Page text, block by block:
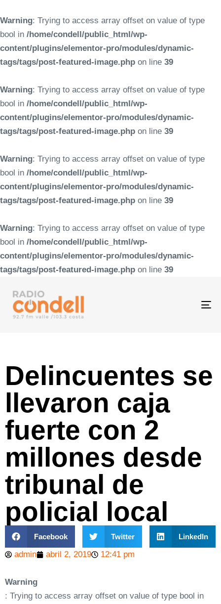
Warning: Trying to access array offset on value of type
bool in /home/condell/public_html/wp-
content/plugins/elementor-pro/modules/dynamic-
tags/tags/post-featured-image.php on line 39
Warning: Trying to access array offset on value of type
bool in /home/condell/public_html/wp-
content/plugins/elementor-pro/modules/dynamic-
tags/tags/post-featured-image.php on line 39
Warning: Trying to access array offset on value of type
bool in /home/condell/public_html/wp-
content/plugins/elementor-pro/modules/dynamic-
tags/tags/post-featured-image.php on line 39
Warning: Trying to access array offset on value of type
bool in /home/condell/public_html/wp-
content/plugins/elementor-pro/modules/dynamic-
tags/tags/post-featured-image.php on line 39
Delincuentes se
llevaron caja
fuerte con 2
millones desde
tribunal de
policial local
Facebook Twitter LinkedIn
admin abril 2, 2019 12:41 pm
Warning
: Trying to access array offset on value of type bool in